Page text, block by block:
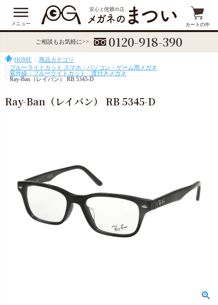
メニュー カートの中
ご相談もお気軽に>> 0120-918-390
HOME
商品カテゴリ
ブルーライトカット スマホ・パソコン・ゲーム用メガネ
紫外線・ブルーライトカット 度付きメガネ
Ray-Ban（レイバン） RB 5345-D
Ray-Ban（レイバン） RB 5345-D